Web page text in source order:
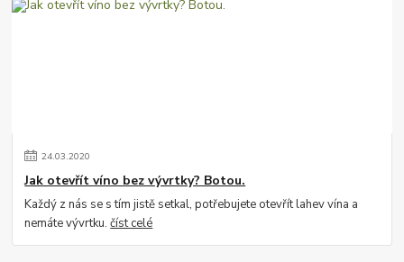
24.03.2020
Jak otevřít víno bez vývrtky? Botou.
Každý z nás se s tím jistě setkal, potřebujete otevřít lahev vína a
nemáte vývrtku.číst celé